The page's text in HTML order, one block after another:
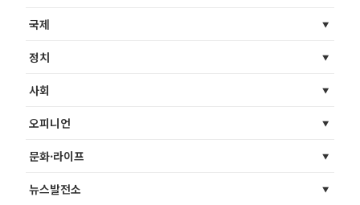
국제
정치
사회
오피니언
문화·라이프
뉴스발전소